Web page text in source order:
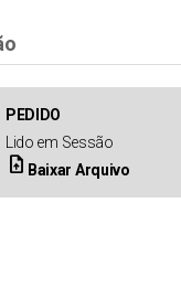
PEDIDO
Lido em Sessão
upload_file Baixar Arquivo